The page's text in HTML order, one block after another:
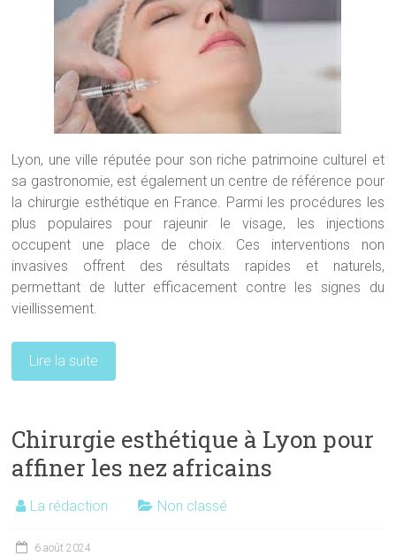
Lyon, une ville réputée pour son riche patrimoine culturel et
sa gastronomie, est également un centre de référence pour
la chirurgie esthétique en France. Parmi les procédures les
plus populaires pour rajeunir le visage, les injections
occupent une place de choix. Ces interventions non
invasives offrent des résultats rapides et naturels,
permettant de lutter efficacement contre les signes du
vieillissement.
Lire la suite
Chirurgie esthétique à Lyon pour
affiner les nez africains
La rédaction Non classé
6 août 2024